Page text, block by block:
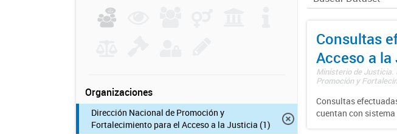
Organizaciones
Dirección Nacional de Promoción y
Fortalecimiento para el Acceso a la Justicia (1)
Consultas
Acceso a la
Ministerio de Justicia.
Promoción y
Consultas
cuentan con